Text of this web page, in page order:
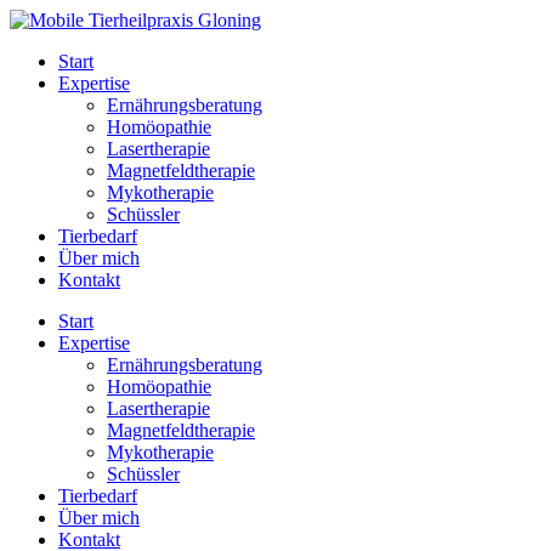
Zum
springenStart
Expertise
Ernährungsberatung
Homöopathie
Lasertherapie
Magnetfeldtherapie
Mykotherapie
Schüssler
Tierbedarf
Über mich
Kontakt
Start
Expertise
Ernährungsberatung
Homöopathie
Lasertherapie
Magnetfeldtherapie
Mykotherapie
Schüssler
Tierbedarf
Über mich
Kontakt